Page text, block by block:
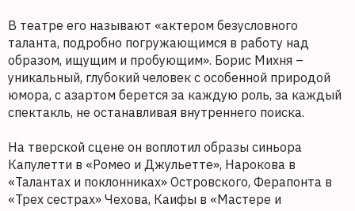
В театре его называют «актером безусловного
таланта, подробно погружающимся в работу над
образом, ищущим и пробующим». Борис Михня –
уникальный, глубокий человек с особенной природой
юмора, с азартом берется за каждую роль, за каждый
спектакль, не останавливая внутреннего поиска.
На тверской сцене он воплотил образы синьора
Капулетти в «Ромео и Джульетте», Нарокова в
«Талантах и поклонниках» Островского, Ферапонта в
«Трех сестрах» Чехова, Каифы в «Мастере и